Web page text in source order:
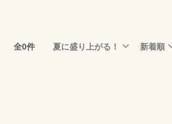
全0件 夏に盛り上がる！ 新着順